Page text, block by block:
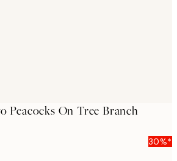
Peacocks On Tree Branch
30%*